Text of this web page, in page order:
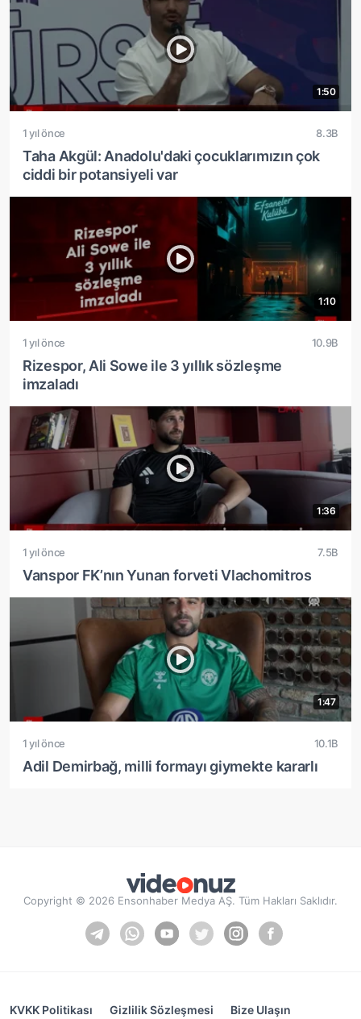
1:50
1 yıl önce 8.3B
Taha Akgül: Anadolu'daki çocuklarımızın çok
ciddi bir potansiyeli var
1:10
1 yıl önce 10.9B
Rizespor, Ali Sowe ile 3 yıllık sözleşme
imzaladı
1:36
1 yıl önce 7.5B
Vanspor FK’nın Yunan forveti Vlachomitros
1:47
1 yıl önce 10.1B
Adil Demirbağ, milli formayı giymekte kararlı
Copyright © 2026 Ensonhaber Medya AŞ. Tüm Hakları Saklıdır.
KVKK Politikası Gizlilik Sözleşmesi Bize Ulaşın